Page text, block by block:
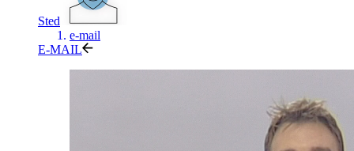
Sted
e-mail
E-MAIL